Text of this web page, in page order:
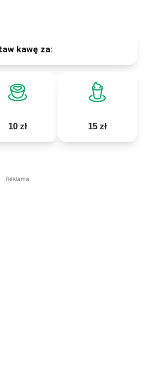
kawę za:
10 zł 15 zł
Reklama